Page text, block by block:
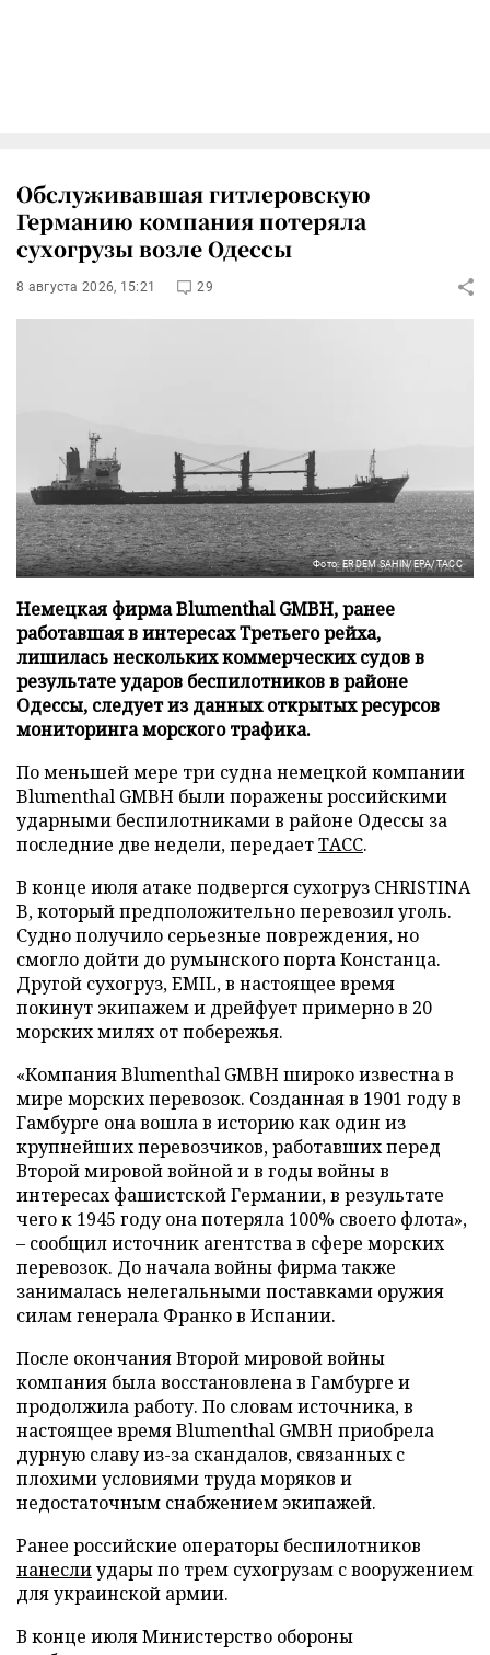
Обслуживавшая гитлеровскую
Германию компания потеряла
сухогрузы возле Одессы
8 августа 2026, 15:21 29
Фото: ERDEM SAHIN/EPA/ТАСС
Немецкая фирма Blumenthal GMBH, ранее
работавшая в интересах Третьего рейха,
лишилась нескольких коммерческих судов в
результате ударов беспилотников в районе
Одессы, следует из данных открытых ресурсов
мониторинга морского трафика.
По меньшей мере три судна немецкой компании
Blumenthal GMBH были поражены российскими
ударными беспилотниками в районе Одессы за
последние две недели, передаетТАСС.
В конце июля атаке подвергся сухогруз CHRISTINA
B, который предположительно перевозил уголь.
Судно получило серьезные повреждения, но
смогло дойти до румынского порта Констанца.
Другой сухогруз, EMIL, в настоящее время
покинут экипажем и дрейфует примерно в 20
морских милях от побережья.
«Компания Blumenthal GMBH широко известна в
мире морских перевозок. Созданная в 1901 году в
Гамбурге она вошла в историю как один из
крупнейших перевозчиков, работавших перед
Второй мировой войной и в годы войны в
интересах фашистской Германии, в результате
чего к 1945 году она потеряла 100% своего флота»,
– сообщил источник агентства в сфере морских
перевозок. До начала войны фирма также
занималась нелегальными поставками оружия
силам генерала Франко в Испании.
После окончания Второй мировой войны
компания была восстановлена в Гамбурге и
продолжила работу. По словам источника, в
настоящее время Blumenthal GMBH приобрела
дурную славу из-за скандалов, связанных с
плохими условиями труда моряков и
недостаточным снабжением экипажей.
Ранее российские операторы беспилотников
нанеслиудары по трем сухогрузам с вооружением
для украинской армии.
В конце июля Министерство обороны